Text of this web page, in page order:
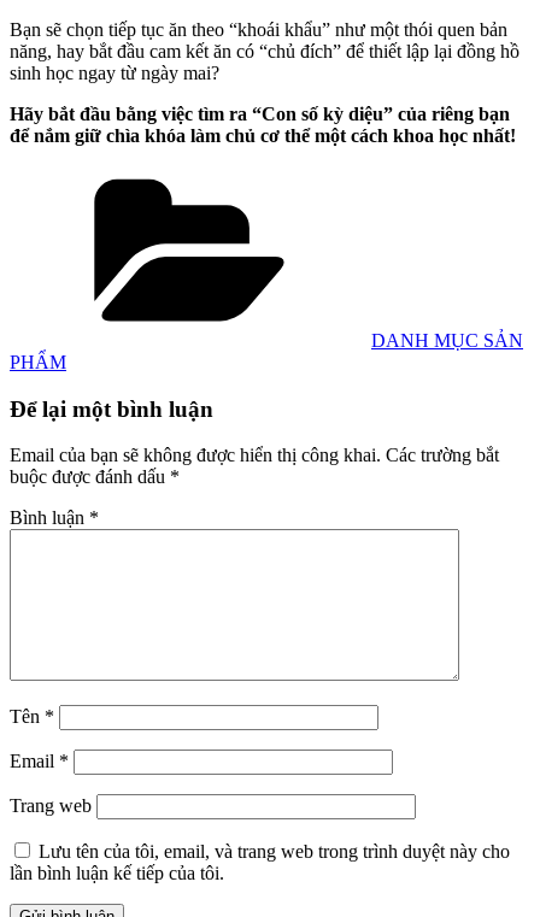
Bạn sẽ chọn tiếp tục ăn theo “khoái khẩu” như một thói quen bản
năng, hay bắt đầu cam kết ăn có “chủ đích” để thiết lập lại đồng hồ
sinh học ngay từ ngày mai?
Hãy bắt đầu bằng việc tìm ra “Con số kỳ diệu” của riêng bạn
để nắm giữ chìa khóa làm chủ cơ thể một cách khoa học nhất!
DANH MỤC SẢN
PHẨM
Để lại một bình luận
Email của bạn sẽ không được hiển thị công khai. Các trường bắt
buộc được đánh dấu *
Bình luận *
Tên *
Email *
Trang web
Lưu tên của tôi, email, và trang web trong trình duyệt này cho
lần bình luận kế tiếp của tôi.